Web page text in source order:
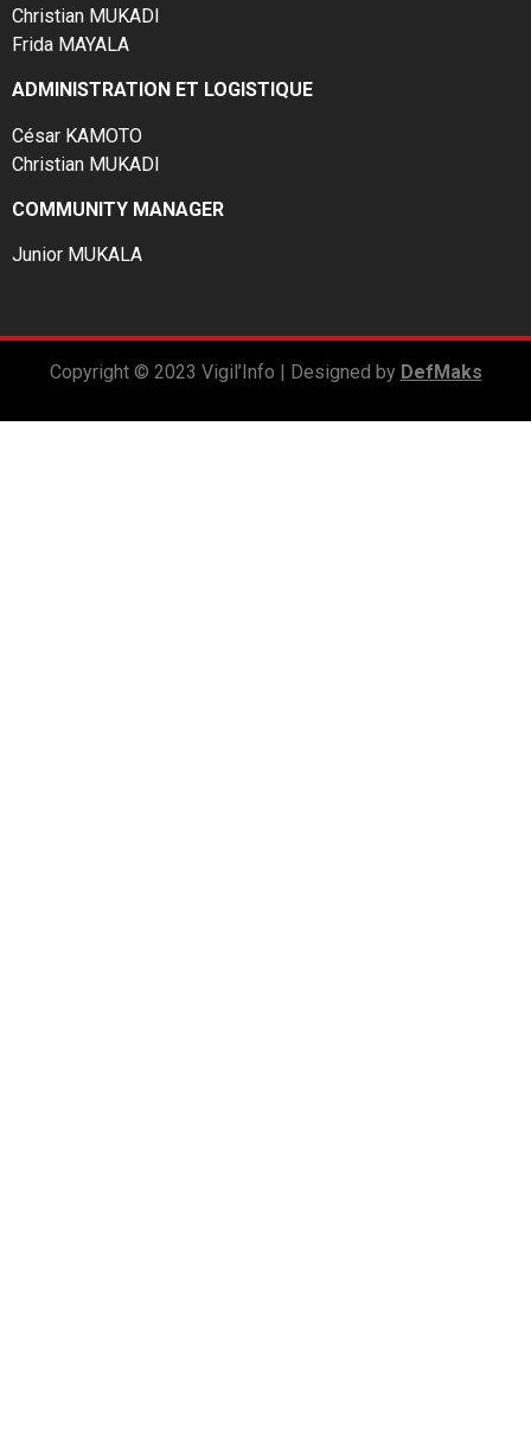
Christian MUKADI
Frida MAYALA
ADMINISTRATION ET LOGISTIQUE
César KAMOTO
Christian MUKADI
COMMUNITY MANAGER
Junior MUKALA
Copyright © 2023 Vigil’Info | Designed by DefMaks